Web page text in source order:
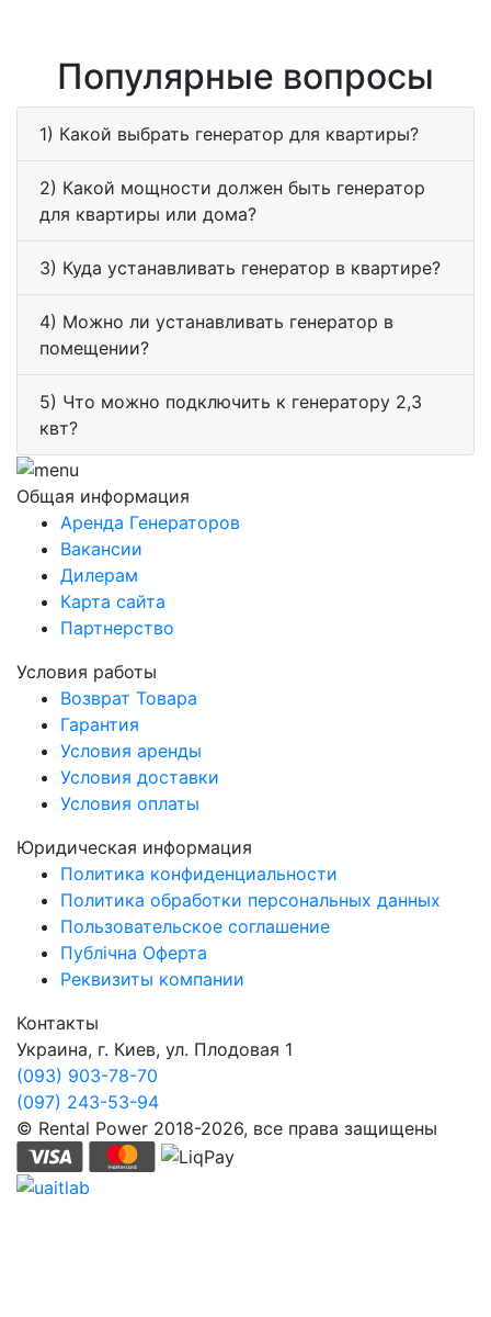
Популярные вопросы
1) Какой выбрать генератор для квартиры?
2) Какой мощности должен быть генератор
для квартиры или дома?
3) Куда устанавливать генератор в квартире?
4) Можно ли устанавливать генератор в
помещении?
5) Что можно подключить к генератору 2,3
квт?
Общая информация
Аренда Генераторов
Вакансии
Дилерам
Карта сайта
Партнерство
Условия работы
Возврат Товара
Гарантия
Условия аренды
Условия доставки
Условия оплаты
Юридическая информация
Политика конфиденциальности
Политика обработки персональных данных
Пользовательское соглашение
Публічна Оферта
Реквизиты компании
Контакты
Украина, г. Киев, ул. Плодовая 1
(093) 903-78-70
(097) 243-53-94
© Rental Power 2018-2026, все права защищены